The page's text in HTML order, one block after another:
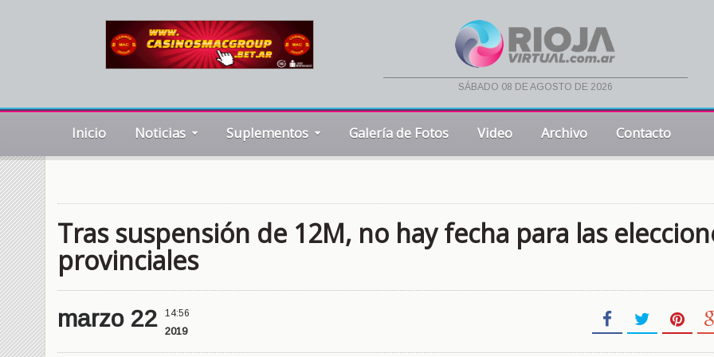
sábado 08 de agosto de 2026
Inicio Noticias Suplementos Galería de Fotos Video Archivo Contacto
Tras suspensión de 12M, no hay fecha para las
provinciales
marzo 22 14:56
2019